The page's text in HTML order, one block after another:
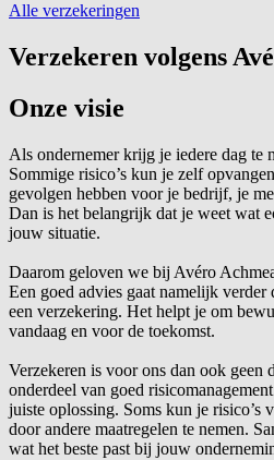
Alle verzekeringen
Verzekeren volgens
Onze visie
Als ondernemer krijg je iedere dag te
Sommige risico’s kun je zelf
gevolgen hebben voor je bedrijf, je
Dan is het belangrijk dat je weet wat
jouw situatie.
Daarom geloven we bij Avéro
Een goed advies gaat namelijk verder
een verzekering. Het helpt je om
vandaag en voor de toekomst.
Verzekeren is voor ons dan ook geen
onderdeel van goed
juiste oplossing. Soms kun je risico’s
door andere maatregelen te nemen.
wat het beste past bij jouw